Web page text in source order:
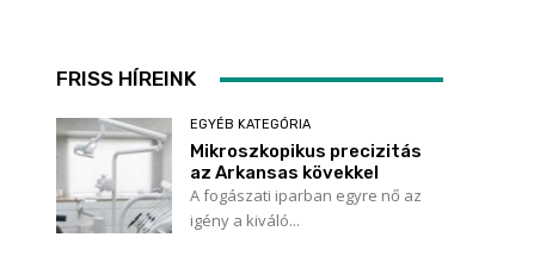
FRISS HÍREINK
EGYÉB KATEGÓRIA
Mikroszkopikus precizitás
az Arkansas kövekkel
A fogászati iparban egyre nő az
igény a kiváló...